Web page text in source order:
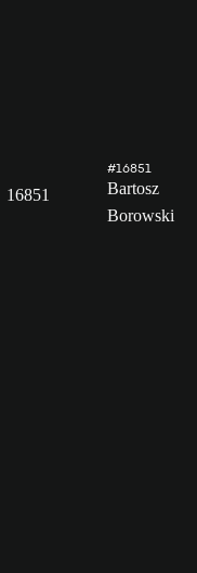
16851
#16851
Bartosz
Borowski